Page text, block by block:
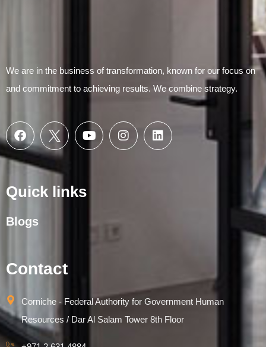
We are in the business of transformation, known for our focus on
and commitment to achieving results. We combine strategy.
Quick links
Blogs
Contact
Corniche - Federal Authority for Government Human
Resources / Dar Al Salam Tower 8th Floor